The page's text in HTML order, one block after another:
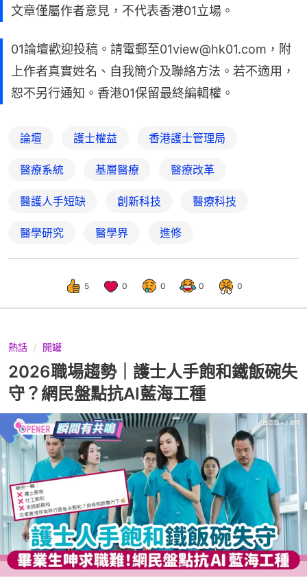
文章僅屬作者意見，不代表香港01立場。
01論壇歡迎投稿。請電郵至01view@hk01.com，附
上作者真實姓名、自我簡介及聯絡方法。若不適用，
恕不另行通知。香港01保留最終編輯權。
論壇 護士權益 香港護士管理局
醫療系統 基層醫療 醫療改革
醫護人手短缺 創新科技 醫療科技
醫學研究 醫學界 進修
5 0 0 0 0
熱話 開罐
2026職場趨勢｜護士人手飽和鐵飯碗失
守？網民盤點抗AI藍海工種